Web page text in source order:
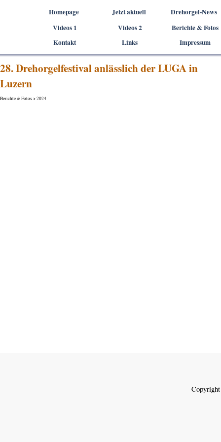
Homepage Jetzt aktuell
Drehorgel-News
Videos 1
▼
Videos 2 ▼
Berichte & Fotos
Kontakt
Links Impressum
28. Drehorgelfestival anlässlich der LUGA in
Luzern
Berichte & Fotos > 2024